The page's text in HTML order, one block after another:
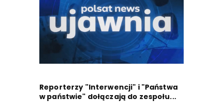
Reporterzy "Interwencji" i "Państwa
w państwie" dołączają do zespołu...